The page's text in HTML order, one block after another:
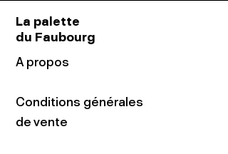
La palette
du Faubourg
A propos
Conditions générales
de vente